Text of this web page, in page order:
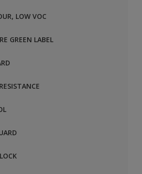
LOW VOC
GREEN LABEL